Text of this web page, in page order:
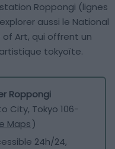
Roppongi (lignes
aussi le National
Art, qui offrent un
tokyoïte.
Roppongi
City, Tokyo 106-
Maps)
24h/24,